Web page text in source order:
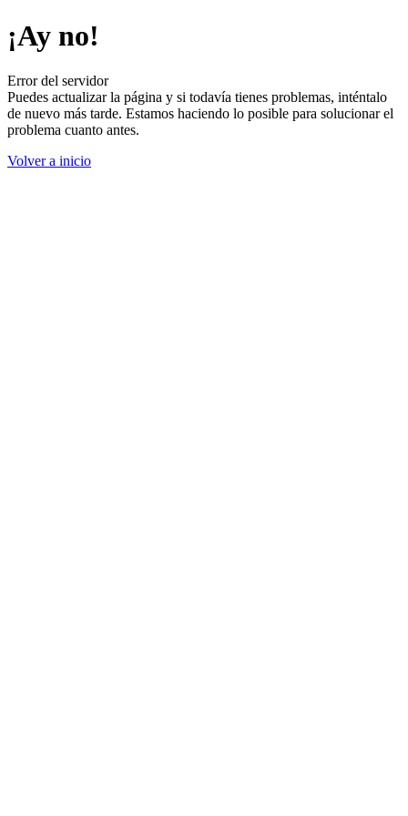
¡Ay no!
Error del servidor
Puedes actualizar la página y si todavía tienes problemas, inténtalo
de nuevo más tarde. Estamos haciendo lo posible para solucionar el
problema cuanto antes.
Volver a inicio